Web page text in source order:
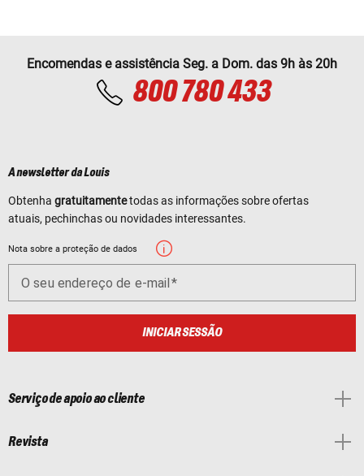
Encomendas e assistência Seg. a Dom. das 9h às 20h
800 780 433
A newsletter da Louis
Obtenha gratuitamentetodas as informações sobre ofertas
atuais, pechinchas ou novidades interessantes.
Nota sobre a proteção de dados
O seu endereço de e-mail
INICIAR SESSÃO
Serviço de apoio ao cliente
Revista